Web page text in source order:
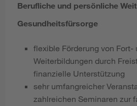
Berufliche und persönliche
Gesundheitsfürsorge
flexible Förderung von Fort-
Weiterbildungen durch
finanzielle Unterstützung
sehr umfangreicher
zahlreichen Seminaren zur